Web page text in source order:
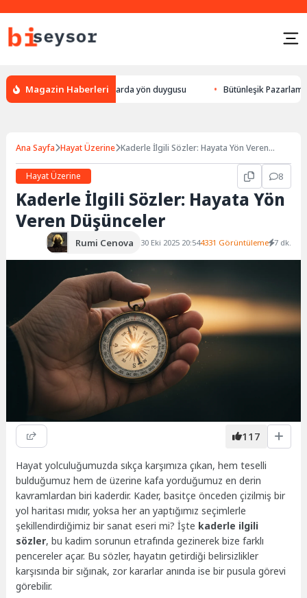
Magazin Haberleri
bulması, hayvanlarda yön duygusu Bütünleşik Pazarlama:
Ana Sayfa Hayat Üzerine Kaderle İlgili Sözler: Hayata Yön Veren
Hayat Üzerine
8
Kaderle İlgili Sözler: Hayata Yön
Veren Düşünceler
Rumi Cenova 30 Eki 2025 20:544331 Görüntüleme 7 dk.
117
Hayat yolculuğumuzda sıkça karşımıza çıkan, hem teselli
bulduğumuz hem de üzerine kafa yorduğumuz en derin
kavramlardan biri kaderdir. Kader, basitçe önceden çizilmiş bir
yol haritası mıdır, yoksa her an yaptığımız seçimlerle
şekillendirdiğimiz bir sanat eseri mi? İşte kaderle ilgili
sözler, bu kadim sorunun etrafında gezinerek bize farklı
pencereler açar. Bu sözler, hayatın getirdiği belirsizlikler
karşısında bir sığınak, zor kararlar anında ise bir pusula görevi
görebilir.